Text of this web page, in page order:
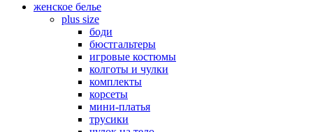
женское белье
plus size
боди
бюстгальтеры
игровые костюмы
колготы и чулки
комплекты
корсеты
мини-платья
трусики